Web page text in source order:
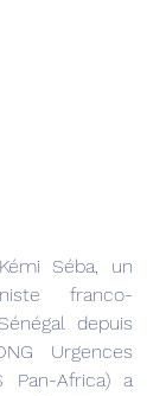
franco-
depuis
Urgences
Pan-Africa) a